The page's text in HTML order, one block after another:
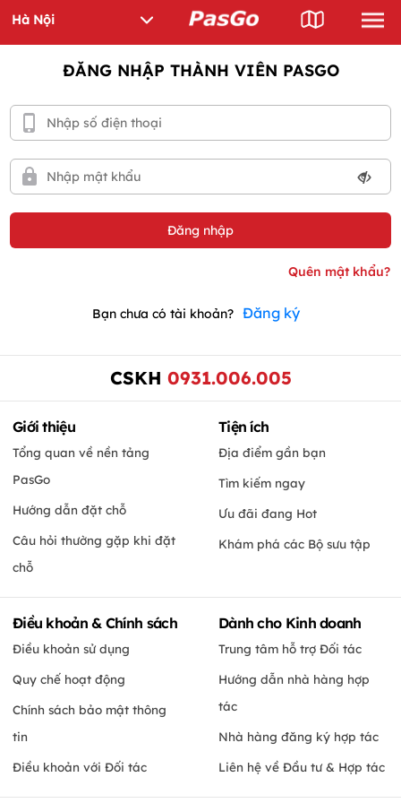
ĐĂNG NHẬP THÀNH VIÊN PASGO
Bạn chưa có tài khoản? Đăng ký
CSKH 0931.006.005
Giới thiệu
Tổng quan về nền tảng
PasGo
Hướng dẫn đặt chỗ
Câu hỏi thường gặp khi đặt
chỗ
Tiện ích
Địa điểm gần bạn
Tìm kiếm ngay
Ưu đãi đang Hot
Khám phá các Bộ sưu tập
Điều khoản & Chính sách
Điều khoản sử dụng
Quy chế hoạt động
Chính sách bảo mật thông
tin
Điều khoản với Đối tác
Dành cho Kinh doanh
Trung tâm hỗ trợ Đối tác
Hướng dẫn nhà hàng hợp
tác
Nhà hàng đăng ký hợp tác
Liên hệ về Đầu tư & Hợp tác